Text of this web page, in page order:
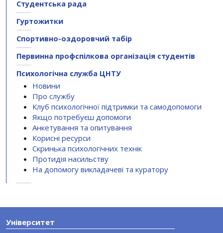
Студентська рада
Гуртожитки
Спортивно-оздоровчий табір
Первинна профспілкова організація студентів
Психологічна служба ЦНТУ
Новини
Про службу
Клуб психологічної підтримки та самодопомоги
Якщо потребуєш допомоги
Анкетування та опитування
Корисні ресурси
Скринька психологічних технік
Протидія насильству
На допомогу викладачеві та куратору
Університет